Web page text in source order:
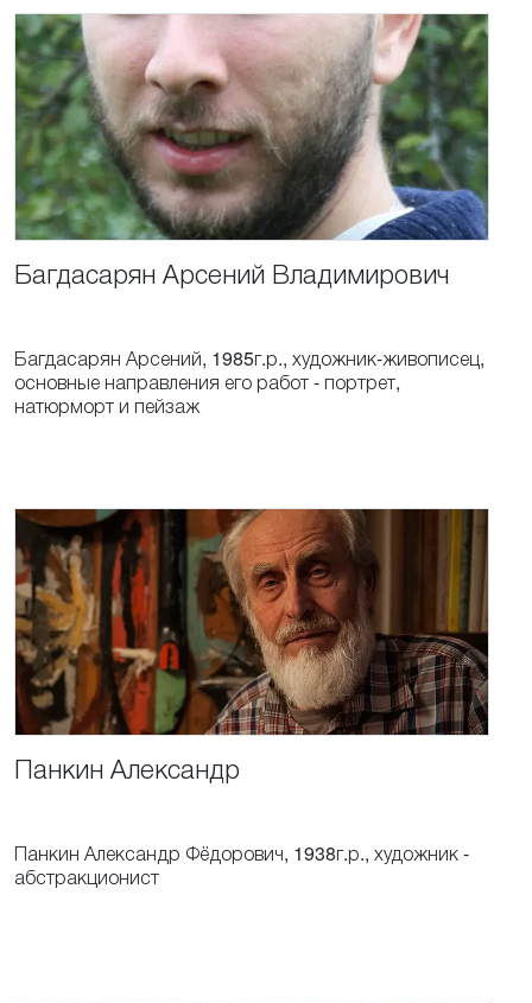
Багдасарян Арсений Владимирович
Багдасарян Арсений, 1985г.р., художник-живописец,
основные направления его работ - портрет,
натюрморт и пейзаж
Панкин Александр
Панкин Александр Фёдорович, 1938г.р., художник -
абстракционист